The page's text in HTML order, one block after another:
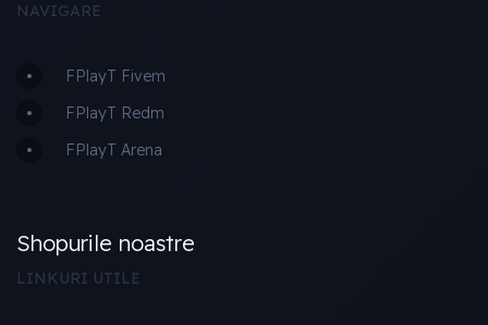
NAVIGARE
FPlayT Fivem
FPlayT Redm
FPlayT Arena
Shopurile noastre
LINKURI UTILE